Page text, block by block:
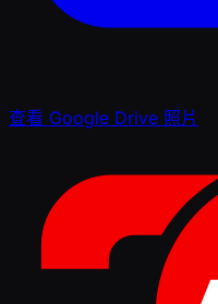
查看 Google Drive 照片